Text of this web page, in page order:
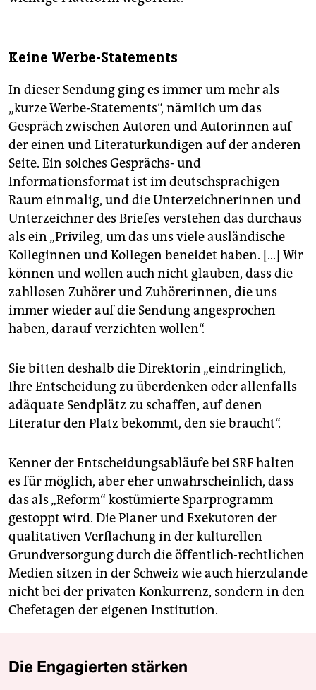
Keine Werbe-Statements
In dieser Sendung ging es immer um mehr als
„kurze Werbe-Statements“, nämlich um das
Gespräch zwischen Autoren und Autorinnen auf
der einen und Literaturkundigen auf der anderen
Seite. Ein solches Gesprächs- und
Informationsformat ist im deutschsprachigen
Raum einmalig, und die Unterzeichnerinnen und
Unterzeichner des Briefes verstehen das durchaus
als ein „Privileg, um das uns viele ausländische
Kolleginnen und Kollegen beneidet haben. […] Wir
können und wollen auch nicht glauben, dass die
zahllosen Zuhörer und Zuhörerinnen, die uns
immer wieder auf die Sendung angesprochen
haben, darauf verzichten wollen“.
Sie bitten deshalb die Direktorin „eindringlich,
Ihre Entscheidung zu überdenken oder allenfalls
adäquate Sendplätz zu schaffen, auf denen
Literatur den Platz bekommt, den sie braucht“.
Kenner der Entscheidungsabläufe bei SRF halten
es für möglich, aber eher unwahrscheinlich, dass
das als „Reform“ kostümierte Sparprogramm
gestoppt wird. Die Planer und Exekutoren der
qualitativen Verflachung in der kulturellen
Grundversorgung durch die öffentlich-rechtlichen
Medien sitzen in der Schweiz wie auch hierzulande
nicht bei der privaten Konkurrenz, sondern in den
Chefetagen der eigenen Institution.
Die Engagierten stärken